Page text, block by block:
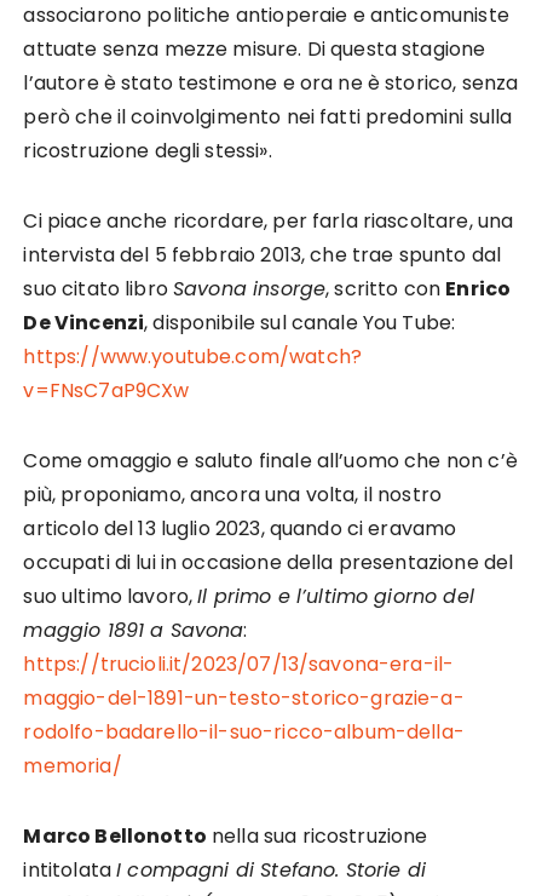
associarono politiche antioperaie e anticomuniste
attuate senza mezze misure. Di questa stagione
l’autore è stato testimone e ora ne è storico, senza
però che il coinvolgimento nei fatti predomini sulla
ricostruzione degli stessi».
Ci piace anche ricordare, per farla riascoltare, una
intervista del 5 febbraio 2013, che trae spunto dal
suo citato libroSavona insorge, scritto con Enrico
De Vincenzi, disponibile sul canale You Tube:
https://www.youtube.com/watch?
v=FNsC7aP9CXw
Come omaggio e saluto finale all’uomo che non c’è
più, proponiamo, ancora una volta, il nostro
articolo del 13 luglio 2023, quando ci eravamo
occupati di lui in occasione della presentazione del
suo ultimo lavoro,Il primo e l’ultimo giorno del
maggio 1891 a Savona:
https://trucioli.it/2023/07/13/savona-era-il-
maggio-del-1891-un-testo-storico-grazie-a-
rodolfo-badarello-il-suo-ricco-album-della-
memoria/
Marco Bellonotto nella sua ricostruzione
intitolataI compagni di Stefano. Storie di